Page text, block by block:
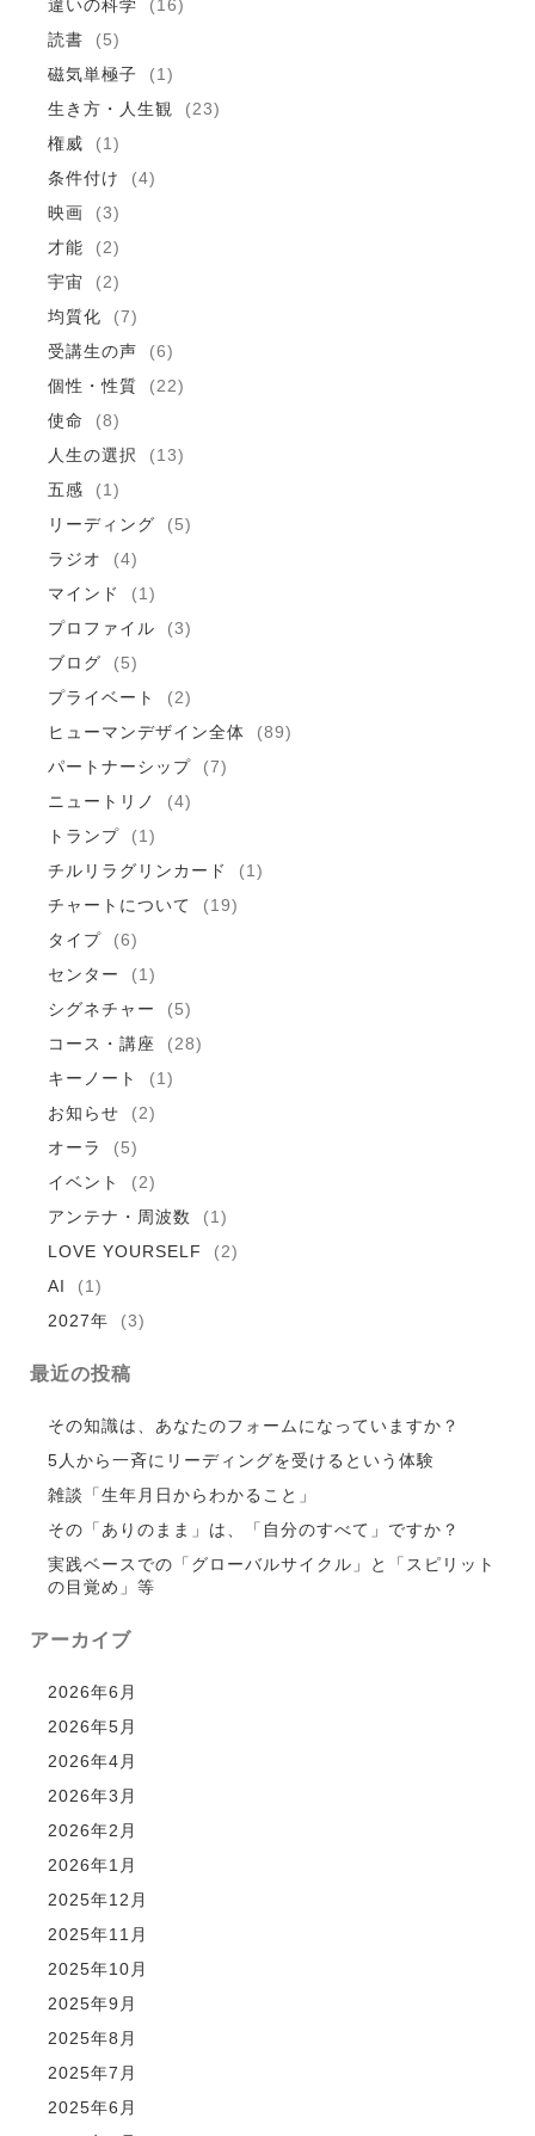
違いの科学
(16)
読書
(5)
磁気単極子
(1)
生き方・人生観
(23)
権威
(1)
条件付け
(4)
映画
(3)
才能
(2)
宇宙
(2)
均質化
(7)
受講生の声
(6)
個性・性質
(22)
使命
(8)
人生の選択
(13)
五感
(1)
リーディング
(5)
ラジオ
(4)
マインド
(1)
プロファイル
(3)
ブログ
(5)
プライベート
(2)
ヒューマンデザイン全体
(89)
パートナーシップ
(7)
ニュートリノ
(4)
トランプ
(1)
チルリラグリンカード
(1)
チャートについて
(19)
タイプ
(6)
センター
(1)
シグネチャー
(5)
コース・講座
(28)
キーノート
(1)
お知らせ
(2)
オーラ
(5)
イベント
(2)
アンテナ・周波数
(1)
LOVE YOURSELF
(2)
AI
(1)
2027年
(3)
最近の投稿
その知識は、あなたのフォームになっていますか？
5人から一斉にリーディングを受けるという体験
雑談「生年月日からわかること」
その「ありのまま」は、「自分のすべて」ですか？
実践ベースでの「グローバルサイクル」と「スピリット
の目覚め」等
アーカイブ
2026年6月
2026年5月
2026年4月
2026年3月
2026年2月
2026年1月
2025年12月
2025年11月
2025年10月
2025年9月
2025年8月
2025年7月
2025年6月